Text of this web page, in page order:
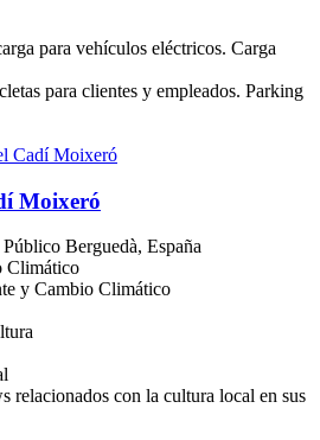
Carga
Parking
Moixeró
Público Berguedà, España
Climático